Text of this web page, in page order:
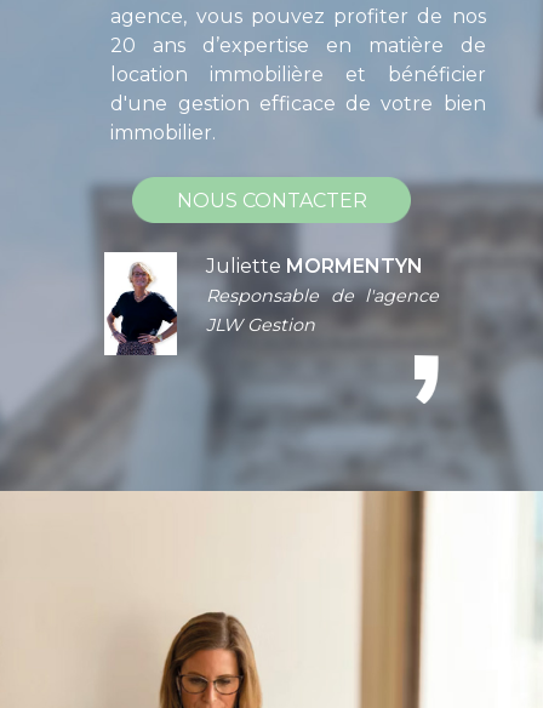
agence, vous pouvez profiter de nos
20 ans d’expertise en matière de
location immobilière et bénéficier
d'une gestion efficace de votre bien
immobilier.
NOUS CONTACTER
Juliette MORMENTYN
Responsable de l'agence
JLW Gestion